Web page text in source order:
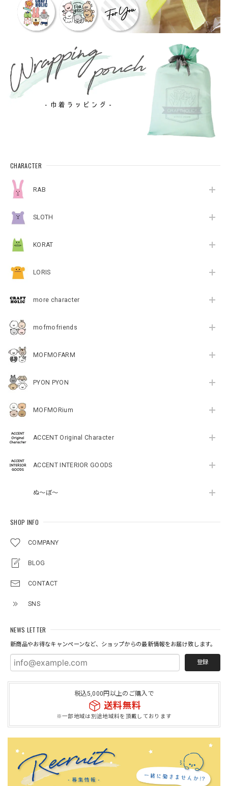
CHARACTER
RAB
SLOTH
KORAT
LORIS
more character
mofmofriends
MOFMOFARM
PYON PYON
MOFMORium
ACCENT Original Character
ACCENT INTERIOR GOODS
ぬ～ぼ～
SHOP INFO
COMPANY
BLOG
CONTACT
SNS
NEWS LETTER
新商品やお得なキャンペーンなど、ショップからの最新情報をお届け致します。
登録
税込5,000円以上のご購入で
送料無料
※一部地域は別途地域料を頂戴しております